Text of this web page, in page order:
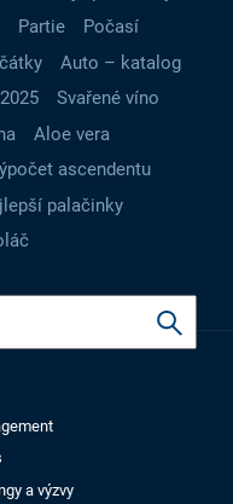
Partie
Počasí
Auto – katalog
Svařené víno
Aloe vera
ascendentu
palačinky
a výzvy